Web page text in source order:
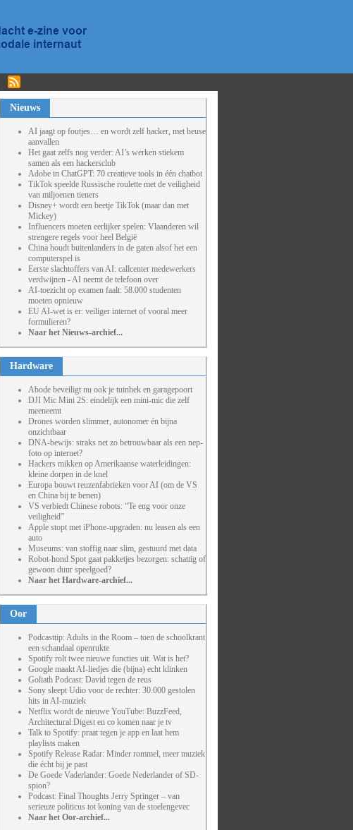
Nieuws
AI jaagt op foutjes… en wordt zelf hacker, met heuse
aanvallen
Het gaat zelfs nog verder: AI’s werken stiekem
samen als een hackersclub
Adobe in ChatGPT: 70 creatieve tools in één chatbot
TikTok speelde Russische roulette met de veiligheid
van miljoenen tieners
Disney+ wordt een beetje TikTok (maar dan met
Mickey)
Influencers moeten eerlijker spelen: Vlaanderen wil
strengere regels voor heel België
China houdt buitenlanders in de gaten alsof het een
computerspel is
Eerste slachtoffers van AI: callcenter medewerkers
verdwijnen - AI neemt de telefoon over
AI-toezicht op examen faalt: 58.000 studenten
moeten opnieuw
EU AI-wet is er: veiliger internet of vooral meer
formulieren?
Naar het Nieuws-archief...
Hardware
Abode beveiligt nu ook je tuinhek en garagepoort
DJI Mic Mini 2S: eindelijk een mini-mic die zelf
meeneemt
Drones worden slimmer, autonomer én bijna
onzichtbaar
DNA-bewijs: straks net zo betrouwbaar als een nep-
foto op internet?
Hackers mikken op Amerikaanse waterleidingen:
kleine dorpen in de knel
Europa bouwt reuzenfabrieken voor AI (om de VS
en China bij te benen)
VS verbiedt Chinese robots: “Te eng voor onze
veiligheid”
Apple stopt met iPhone-upgraden: nu leasen als een
auto
Museums: van stoffig naar slim, gestuurd met data
Robot-hond Spot gaat pakketjes bezorgen: schattig of
gewoon duur speelgoed?
Naar het Hardware-archief...
Oor
Podcasttip: Adults in the Room – toen de schoolkrant
een schandaal openrukte
Spotify rolt twee nieuwe functies uit. Wat is het?
Google maakt AI-liedjes die (bijna) echt klinken
Goliath Podcast: David tegen de reus
Sony sleept Udio voor de rechter: 30.000 gestolen
hits in AI-muziek
Netflix wordt de nieuwe YouTube: BuzzFeed,
Architectural Digest en co komen naar je tv
Talk to Spotify: praat tegen je app en laat hem
playlists maken
Spotify Release Radar: Minder rommel, meer muziek
die écht bij je past
De Goede Vaderlander: Goede Nederlander of SD-
spion?
Podcast: Final Thoughts Jerry Springer – van
serieuze politicus tot koning van de stoelengevec
Naar het Oor-archief...